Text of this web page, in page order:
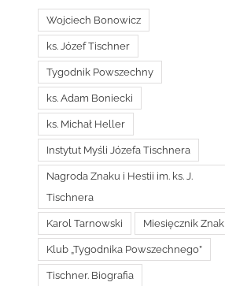
Wojciech Bonowicz
ks. Józef Tischner
Tygodnik Powszechny
ks. Adam Boniecki
ks. Michał Heller
Instytut Myśli Józefa Tischnera
Nagroda Znaku i Hestii im. ks. J.
Tischnera
Karol Tarnowski Miesięcznik Znak
Klub „Tygodnika Powszechnego”
Tischner. Biografia